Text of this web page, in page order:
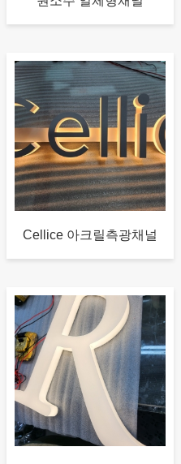
Cellice 아크릴측광채널